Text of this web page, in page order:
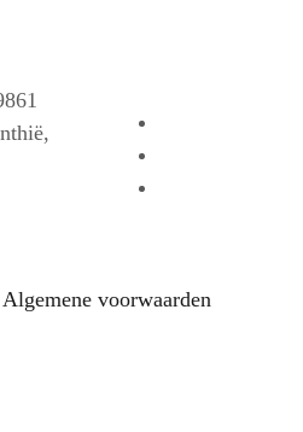
Algemene voorwaarden